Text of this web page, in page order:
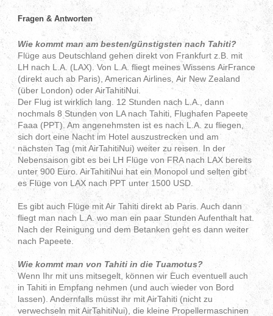
Fragen & Antworten
Wie kommt man am besten/günstigsten nach Tahiti?
Flüge aus Deutschland gehen direkt von Frankfurt z.B. mit
LH nach L.A. (LAX). Von L.A. fliegt meines Wissens AirFrance
(direkt auch ab Paris), American Airlines, Air New Zealand
(über London) oder AirTahitiNui.
Der Flug ist wirklich lang. 12 Stunden nach L.A., dann
nochmals 8 Stunden von LA nach Tahiti, Flughafen Papeete
Faaa (PPT). Am angenehmsten ist es nach L.A. zu fliegen,
sich dort eine Nacht im Hotel auszustrecken und am
nächsten Tag (mit AirTahitiNui) weiter zu reisen. In der
Nebensaison gibt es bei LH Flüge von FRA nach LAX bereits
unter 900 Euro. AirTahitiNui hat ein Monopol und selten gibt
es Flüge von LAX nach PPT unter 1500 USD.
Es gibt auch Flüge mit Air Tahiti direkt ab Paris. Auch dann
fliegt man nach L.A. wo man ein paar Stunden Aufenthalt hat.
Nach der Reinigung und dem Betanken geht es dann weiter
nach Papeete.
Wie kommt man von Tahiti in die Tuamotus?
Wenn Ihr mit uns mitsegelt, können wir Euch eventuell auch
in Tahiti in Empfang nehmen (und auch wieder von Bord
lassen). Andernfalls müsst ihr mit AirTahiti (nicht zu
verwechseln mit AirTahitiNui), die kleine Propellermaschinen